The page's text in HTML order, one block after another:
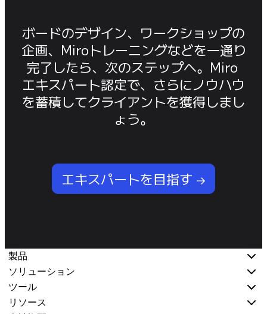
ボードのデザイン、ワークショップの
企画、Miroトレーニングなどを一通り
完了したら、次のステップへ。Miro
エキスパート認定で、さらにノウハウ
を蓄積してクライアントを獲得しまし
ょう。
エキスパートを目指す →
製品
ソリューション
ツール
リソース